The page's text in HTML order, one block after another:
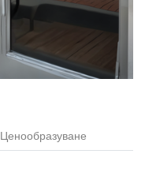
Ценообразуване